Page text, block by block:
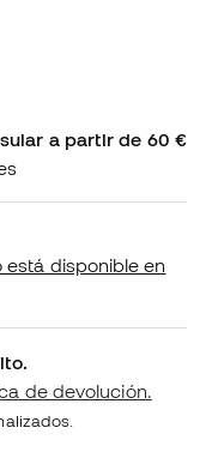
a partir de 60 €
disponible en
de devolución.